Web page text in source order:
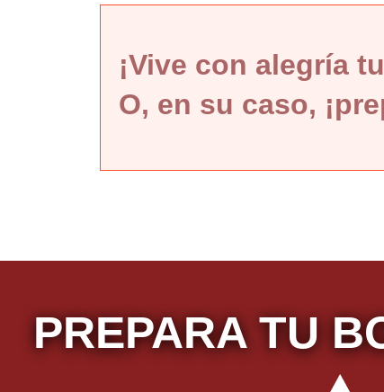
¡Vive con alegría
O, en su caso,
PREPARA TU